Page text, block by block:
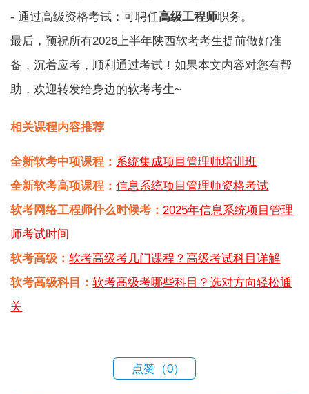
- 通过高级资格考试：可聘任高级工程师职务。
最后，预祝所有2026上半年陕西软考考生提前做好准
备，沉着应考，顺利通过考试！如果本文内容对您有帮
助，欢迎转发给身边的软考考生~
相关课程内容推荐
全新软考中项课程： 系统集成项目管理师培训班
全新软考高项课程：信息系统项目管理师资格考试
软考网络工程师什么时候考： 2025年信息系统项目管理
师考试时间
软考高级：软考高级考几门课程？高级考试科目详解
软考高级科目：软考高级考哪些科目？选对方向轻松通
关
点赞（0）